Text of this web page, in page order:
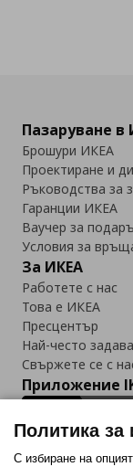
Пазаруване в
Брошури ИКЕА
Проектиране и
Ръководства за
Гаранции ИКЕА
Ваучер за
Условия за
За ИКЕА
Работете с нас
Това е ИКЕА
Пресцентър
Най-често
Свържете се с
Приложение
Политика за
С избиране на